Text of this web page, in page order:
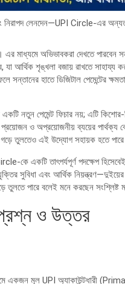
এবং নিরাপদ লেনদেন—UPI Circle-এর
এর মাধ্যমে অভিভাবকরা দেখতে
যা আর্থিক শৃঙ্খলা বজায় রাখতে
হাতে ডিজিটাল পেমেন্টের
নতুন পেমেন্ট ফিচার নয়; এটি কিশোর-
প্রয়োজন ও অপ্রয়োজনীয় ব্যয়ের পার্থক্য
তুলতেও এই উদ্যোগ সহায়ক হতে
কে একটি তাৎপর্যপূর্ণ পদক্ষেপ
সুবিধা এবং আর্থিক
তুলতে পারে বলেই মনে করছেন সংশ্লিষ্ট
ও উত্তর
একজন মূল UPI অ্যাকাউন্টধারী